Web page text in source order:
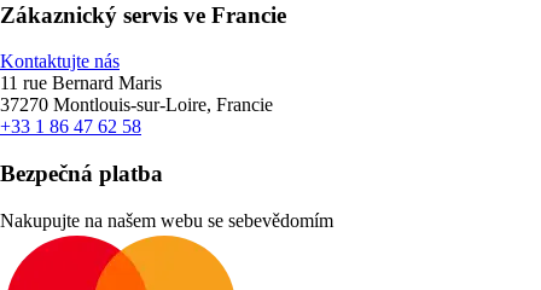
Zákaznický servis ve Francie
Kontaktujte nás
11 rue Bernard Maris
37270 Montlouis-sur-Loire, Francie
+33 1 86 47 62 58
Bezpečná platba
Nakupujte na našem webu se sebevědomím